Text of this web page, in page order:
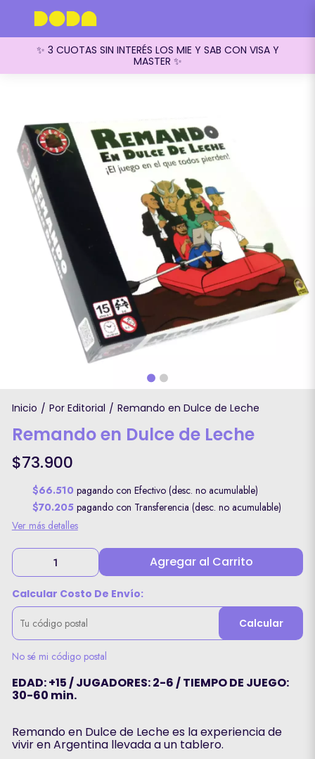
✨ 3 CUOTAS SIN INTERÉS LOS MIE Y SAB CON VISA Y
MASTER ✨
Inicio / Por Editorial / Remando en Dulce de Leche
Remando en Dulce de Leche
$73.900
$66.510 pagando con Efectivo (desc. no acumulable)
$70.205 pagando con Transferencia (desc. no acumulable)
Ver más detalles
Agregar al Carrito
Calcular Costo De Envío:
Calcular
No sé mi código postal
EDAD: +15 / JUGADORES: 2-6 / TIEMPO DE JUEGO:
30-60 min.
Remando en Dulce de Leche es la experiencia de
vivir en Argentina llevada a un tablero.